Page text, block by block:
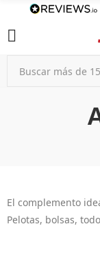
El complemento
Pelotas, bolsas,